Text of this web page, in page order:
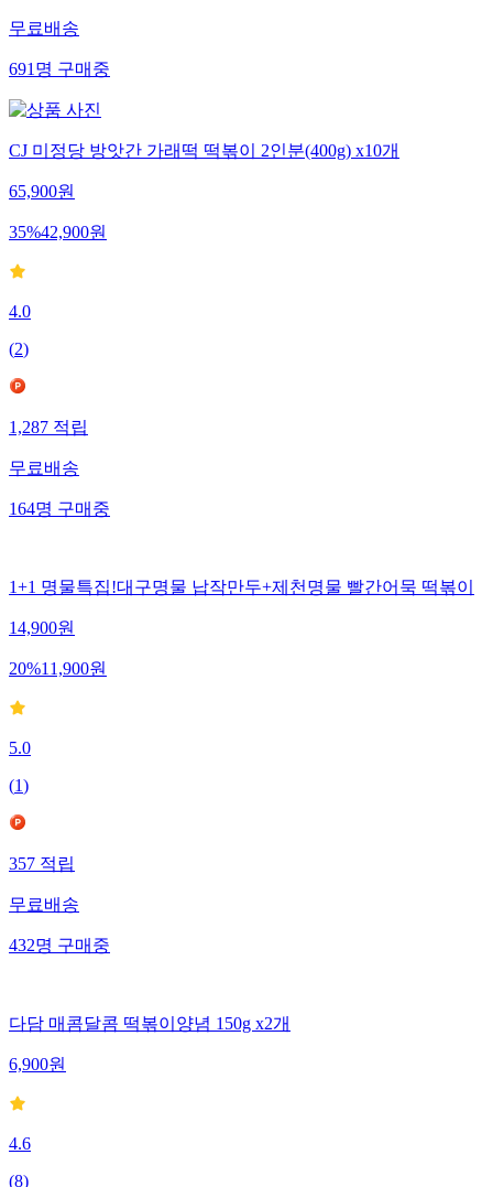
무료배송
691명구매중
CJ 미정당 방앗간 가래떡 떡볶이 2인분(400g) x10개
65,900원
35%42,900원
4.0
(2)
1,287적립
무료배송
164명구매중
1+1 명물특집!대구명물 납작만두+제천명물 빨간어묵 떡볶이
14,900원
20%11,900원
5.0
(1)
357적립
무료배송
432명구매중
다담 매콤달콤 떡볶이양념 150g x2개
6,900원
4.6